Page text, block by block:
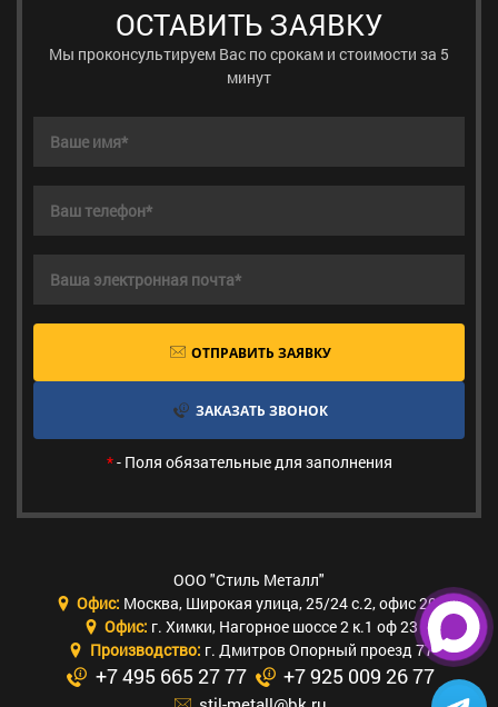
ОСТАВИТЬ ЗАЯВКУ
Мы проконсультируем Вас по срокам и стоимости за 5
минут
ОТПРАВИТЬ ЗАЯВКУ
ЗАКАЗАТЬ ЗВОНОК
*- Поля обязательные для заполнения
ООО "Стиль Металл"
Офис: Москва, Широкая улица, 25/24 с.2, офис 205
Офис: г. Химки, Нагорное шоссе 2 к.1 оф 23
Производство: г. Дмитров Опорный проезд 77
+7 495 665 27 77 +7 925 009 26 77